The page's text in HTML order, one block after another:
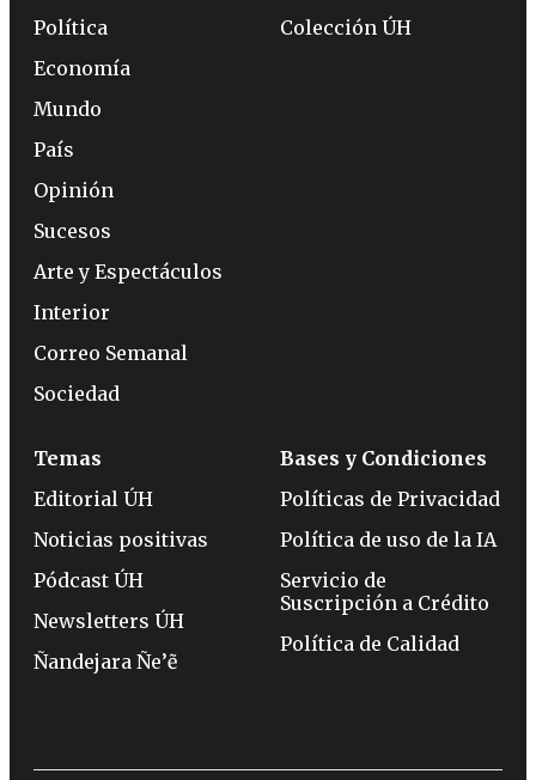
Política
Economía
Mundo
País
Opinión
Sucesos
Arte y Espectáculos
Interior
Correo Semanal
Sociedad
Colección ÚH
Temas
Editorial ÚH
Noticias positivas
Pódcast ÚH
Newsletters ÚH
Ñandejara Ñe’ẽ
Bases y Condiciones
Políticas de Privacidad
Política de uso de la IA
Servicio de
Suscripción a Crédito
Política de Calidad